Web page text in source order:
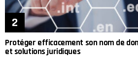
Protéger efficacement son nom de
et solutions juridiques